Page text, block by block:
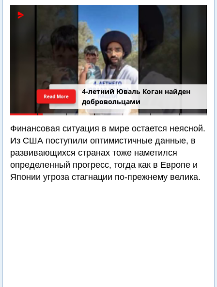
4-летний Юваль Коган найден
добровольцами
Read More
Финансовая ситуация в мире остается неясной.
Из США поступили оптимистичные данные, в
развивающихся странах тоже наметился
определенный прогресс, тогда как в Европе и
Японии угроза стагнации по-прежнему велика.